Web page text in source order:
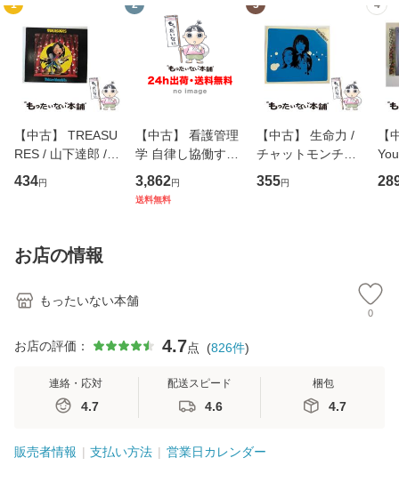
1
【中古】 TREASU
RES / 山下達郎 /
イーストウエス
ト・ジャパン [CD]
434円
2
【中古】 看護管理
学 自律し協働する
専門職の看護マネ
ジメントスキル 改
3,862円
送料無料
3
【中古】 生命力 /
チャットモンチー /
キューンレコード
[CD]【メール便送
355円
4
【
のが
お店の情報
もったいない本舗
0
お店の評価： 4.7点 (826件)
連絡・応対
4.7
配送スピード
4.6
梱包
4.7
販売者情報 支払い方法 営業日カレンダー